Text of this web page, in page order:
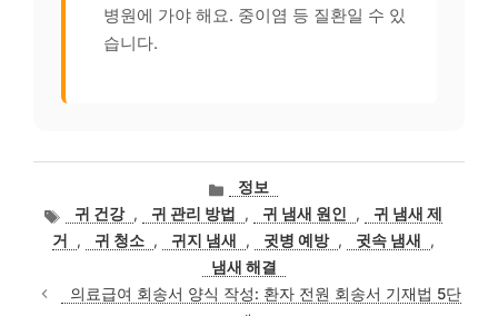
병원에 가야 해요. 중이염 등 질환일 수 있
습니다.
카
테
고
리
정보
태
그
귀 건강 , 귀 관리 방법 , 귀 냄새 원인 ,
귀 냄새 제
거
, 귀 청소 , 귀지 냄새 , 귓병 예방 , 귓속 냄새
,
냄새 해결
의료급여 회송서 양식 작성: 환자 전원 회송서 기재법 5단